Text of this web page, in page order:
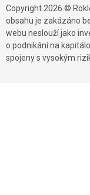
Copyright 2026 ©
obsahu je zakázáno
webu neslouží jako
o podnikání na
spojeny s vysokým